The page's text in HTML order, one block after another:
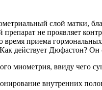
слой матки,
не проявляет
приема
действует Дюфастон?
миометрия, ввиду чего
внутренних